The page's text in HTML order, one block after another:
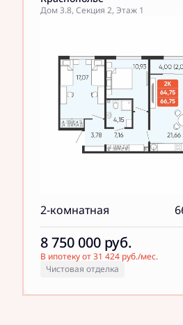
Дом 3.8, Секция 2, Этаж 1
2-комнатная
8 750 000 руб.
В ипотеку от 31 424 руб./мес.
Чистовая отделка